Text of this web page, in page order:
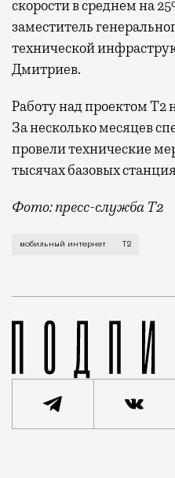
скорости в среднем на
заместитель
технической
Дмитриев.
Работу над проектом Т2
За несколько месяцев
провели технические
тысячах базовых
Фото: пресс-служба Т2
Мобильный оператор
мобильный интернет Т2